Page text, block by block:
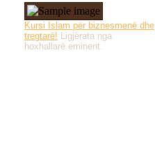
Kursi Islam për biznesmenë dhe
tregtarë! Ligjërata nga
hoxhallarë eminent.